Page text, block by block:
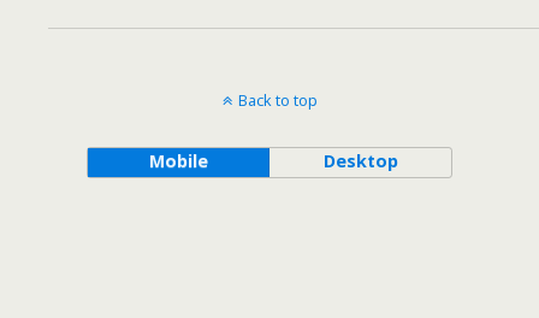
Back to top
Mobile Desktop